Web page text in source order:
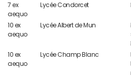
7 ex
aequo
Lycée Condorcet
10 ex
aequo
Lycée Albert de Mun
10 ex
aequo
Lycée Champ Blanc